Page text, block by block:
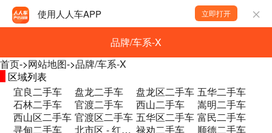
使用人人车APP 立即打开
品牌/车系-X
首页->网站地图->品牌/车系-X
区域列表
宜良二手车
盘龙二手车 盘龙区二手车 五华二手车
石林二手车
官渡二手车 西山二手车
嵩明二手车
西山区二手车 官渡区二手车 五华区二手车 富民二手车
寻甸二手车
北市区 - 红锦路129号宁康园二手车 禄劝二手车
顺德二手车